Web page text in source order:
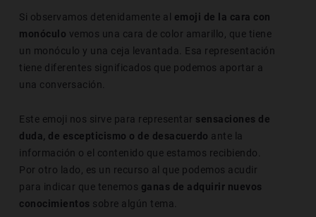
Si observamos detenidamente al emoji de la cara con
monóculo vemos una cara de color amarillo, que tiene
un monóculo y una ceja levantada. Esa representación
tiene diferentes significados que podemos aportar a
una conversación.
Este emoji nos sirve para representar sensaciones de
duda, de escepticismo o de desacuerdo ante la
información o el contenido que estamos recibiendo.
Por otro lado, es un recurso al que podemos acudir
para indicar que tenemos ganas de adquirir nuevos
conocimientos sobre algún tema.